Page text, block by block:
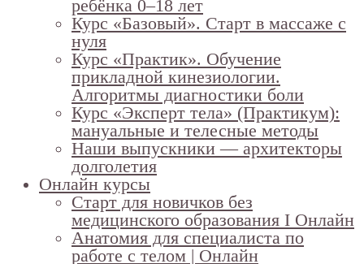
ребёнка 0–18 лет
Курс «Базовый». Старт в массаже с
нуля
Курс «Практик». Обучение
прикладной кинезиологии.
Алгоритмы диагностики боли
Курс «Эксперт тела» (Практикум):
мануальные и телесные методы
Наши выпускники — архитекторы
долголетия
Онлайн курсы
Старт для новичков без
медицинского образования I Онлайн
Анатомия для специалиста по
работе с телом | Онлайн